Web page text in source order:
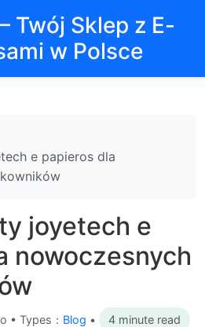
Twój Sklep z E-
w Polsce
e papieros dla
joyetech e
nowoczesnych
• Types： Blog • 4 minute read